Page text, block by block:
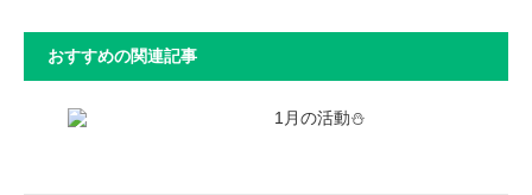
おすすめの関連記事
1月の活動⛄